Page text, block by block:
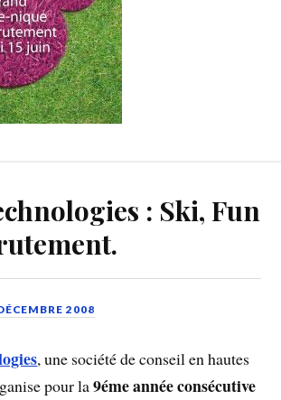
: Ski, Fun
2008
, une société de conseil en hautes
pour la9éme année consécutive